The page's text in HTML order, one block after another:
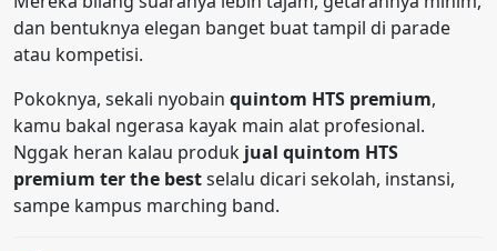
dan bentuknya elegan banget buat tampil di parade
atau kompetisi.
Pokoknya, sekali nyobain quintom HTS premium,
kamu bakal ngerasa kayak main alat profesional.
Nggak heran kalau produk jual quintom HTS
premium ter the bestselalu dicari sekolah, instansi,
sampe kampus marching band.